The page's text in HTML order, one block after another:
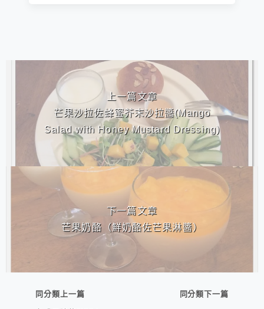
上一篇文章
芒果沙拉佐蜂蜜芥末沙拉醬(Mango
Salad with Honey Mustard Dressing)
下一篇文章
芒果奶酪（鮮奶酪佐芒果淋醬）
同分類上一篇 同分類下一篇